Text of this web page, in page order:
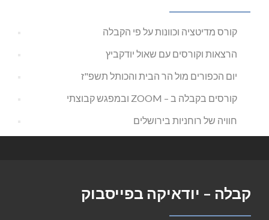
קורס מדיטציה וכוונות על פי הקבלה
הרצאות וקורסים עם שאול יודקביץ
יום הכפורים מול הר הבית והכותל תשפ"ז
קורסים בקבלה ב – ZOOM ובמפגש קבוצתי
חוויה של רוחניות בירושלים
קבלה – יודאיקה בפייסבוק